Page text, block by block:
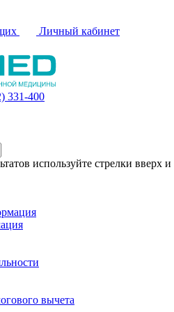
Личный кабинет
331-400
используйте стрелки
вычета